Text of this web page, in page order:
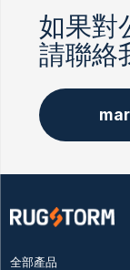
如果對
請聯絡
全部產品